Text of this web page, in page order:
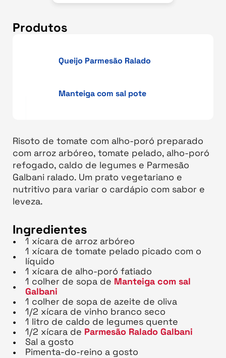
Produtos
Queijo Parmesão Ralado
Manteiga com sal pote
Risoto de tomate com alho-poró preparado
com arroz arbóreo, tomate pelado, alho-poró
refogado, caldo de legumes e Parmesão
Galbani ralado. Um prato vegetariano e
nutritivo para variar o cardápio com sabor e
leveza.
Ingredientes
1 xícara de arroz arbóreo
1 xícara de tomate pelado picado com o
líquido
1 xícara de alho-poró fatiado
1 colher de sopa de Manteiga com sal
Galbani
1 colher de sopa de azeite de oliva
1/2 xícara de vinho branco seco
1 litro de caldo de legumes quente
1/2 xícara de Parmesão Ralado Galbani
Sal a gosto
Pimenta-do-reino a gosto